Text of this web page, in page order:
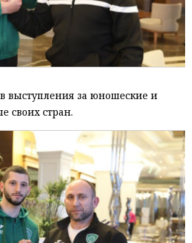
выступления за юношеские и
своих стран.